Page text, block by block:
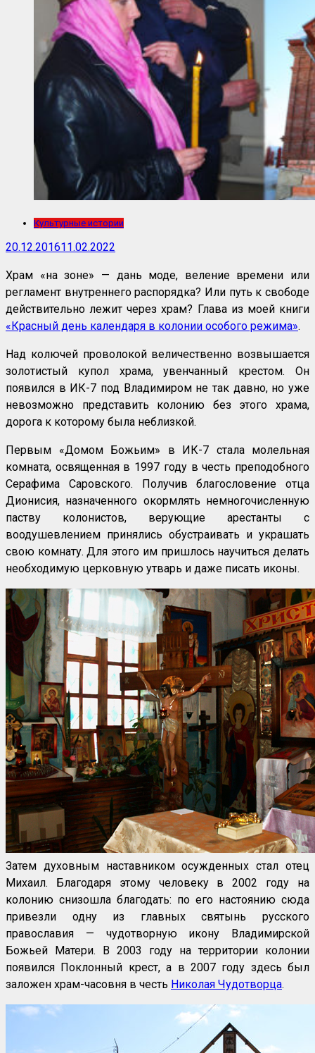
Культурные истории
20.12.201611.02.2022
Храм «на зоне» — дань моде, веление времени или
регламент внутреннего распорядка? Или путь к свободе
действительно лежит через храм? Глава из моей книги
«Красный день календаря в колонии особого режима».
Над колючей проволокой величественно возвышается
золотистый купол храма, увенчанный крестом. Он
появился в ИК-7 под Владимиром не так давно, но уже
невозможно представить колонию без этого храма,
дорога к которому была неблизкой.
Первым «Домом Божьим» в ИК-7 стала молельная
комната, освященная в 1997 году в честь преподобного
Серафима Саровского. Получив благословение отца
Дионисия, назначенного окормлять немногочисленную
паству колонистов, верующие арестанты с
воодушевлением принялись обустраивать и украшать
свою комнату. Для этого им пришлось научиться делать
необходимую церковную утварь и даже писать иконы.
Затем духовным наставником осужденных стал отец
Михаил. Благодаря этому человеку в 2002 году на
колонию снизошла благодать: по его настоянию сюда
привезли одну из главных святынь русского
православия — чудотворную икону Владимирской
Божьей Матери. В 2003 году на территории колонии
появился Поклонный крест, а в 2007 году здесь был
заложен храм-часовня в честь Николая Чудотворца.